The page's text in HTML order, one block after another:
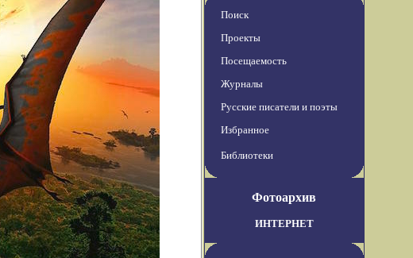
Поиск
Проекты
Посещаемость
Журналы
Русские писатели и поэты
Избранное
Библиотеки
Фотоархив
ИНТЕРНЕТ